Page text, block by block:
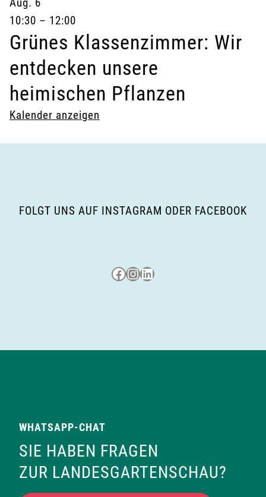
10:30 – 12:00
Grünes Klassenzimmer: Wir
entdecken unsere
heimischen Pflanzen
Kalender anzeigen
FOLGT UNS AUF INSTAGRAM ODER FACEBOOK
Besuche uns auf Facebook
Besuche uns auf Instagram
LinkedIn
WHATSAPP-CHAT
SIE HABEN FRAGEN
ZUR LANDESGARTENSCHAU?